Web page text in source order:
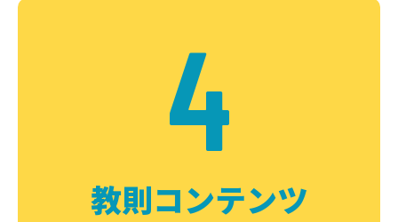
4
教則コンテンツ